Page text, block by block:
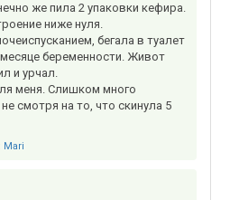
же пила 2 упаковки кефира.
ниже нуля.
бегала в туалет
беременности. Живот
и урчал.
меня. Слишком много
смотря на то, что скинула 5
Mari